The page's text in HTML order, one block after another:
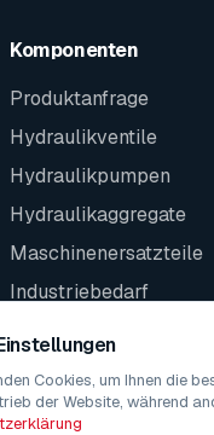
Komponenten
Produktanfrage
Hydraulikventile
Hydraulikpumpen
Hydraulikaggregate
Maschinenersatzteile
Industriebedarf
Cookies, um Ihnen die
der Website, während